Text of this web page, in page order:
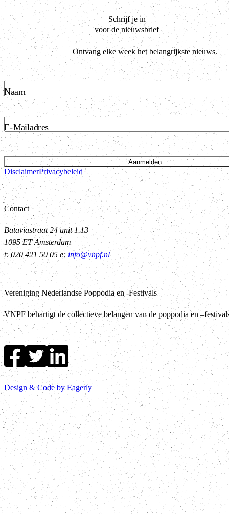
Schrijf je in
voor de nieuwsbrief
Ontvang elke week het belangrijkste nieuws.
Naam
E-Mailadres
Aanmelden
DisclaimerPrivacybeleid
Contact
Bataviastraat 24 unit 1.13
1095 ET Amsterdam
t: 020 421 50 05 e: info@vnpf.nl
Vereniging Nederlandse Poppodia en -Festivals
VNPF behartigt de collectieve belangen van de poppodia en
Design & Code by Eagerly